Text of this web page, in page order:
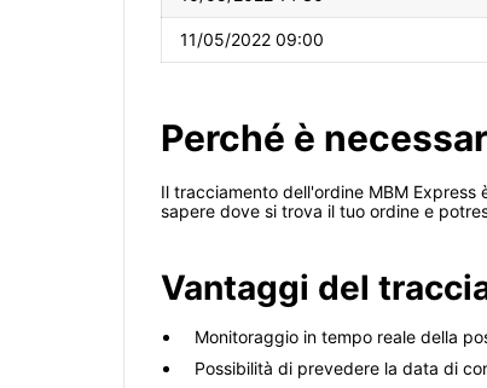
11/05/2022 09:00
Perché è
Il tracciamento dell'ordine MBM
sapere dove si trova il tuo ordine e
Vantaggi del
Monitoraggio in tempo reale della
Possibilità di prevedere la data di